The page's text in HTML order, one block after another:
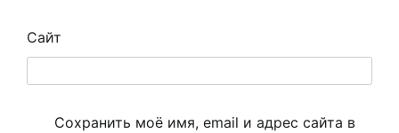
Сайт
Сохранить моё имя, email и адрес сайта в